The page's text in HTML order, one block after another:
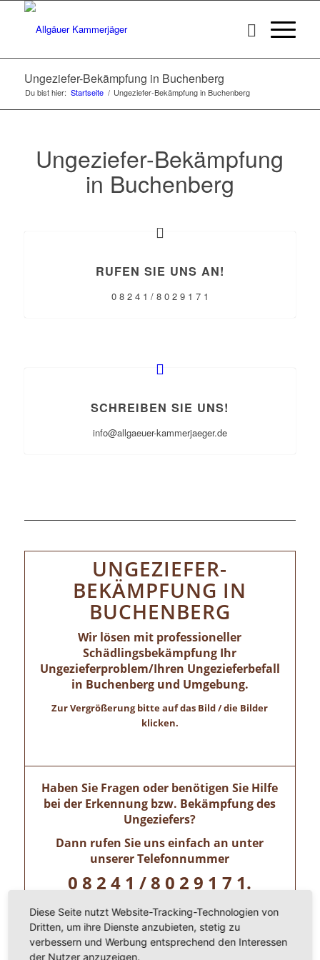
Ungeziefer-Bekämpfung in Buchenberg
Du bist hier: Startseite / Ungeziefer-Bekämpfung in Buchenberg
Ungeziefer-Bekämpfung
in Buchenberg
RUFEN SIE UNS AN!
0 8 2 4 1 / 8 0 2 9 1 7 1
SCHREIBEN SIE UNS!
info@allgaeuer-kammerjaeger.de
UNGEZIEFER-
BEKÄMPFUNG IN
BUCHENBERG
Wir lösen mit professioneller
Schädlingsbekämpfung Ihr
Ungezieferproblem/Ihren Ungezieferbefall
in Buchenberg und Umgebung.
Zur Vergrößerung bitte auf das Bild / die Bilder
klicken.
Haben Sie Fragen oder benötigen Sie Hilfe
bei der Erkennung bzw. Bekämpfung des
Ungeziefers?
Dann rufen Sie uns einfach an unter
unserer Telefonnummer
0 8 2 4 1 / 8 0 2 9 1 7 1.
Wir freuen uns auf ihren Anruf!
Allgäuer Kammerjäger – Zertifizierte
Diese Seite nutzt Website-Tracking-Technologien von
Dritten, um ihre Dienste anzubieten, stetig zu
verbessern und Werbung entsprechend den Interessen
der Nutzer anzuzeigen.